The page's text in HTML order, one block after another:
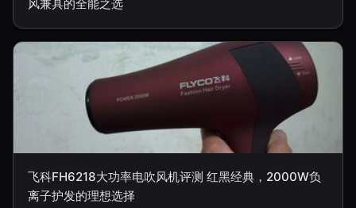
风兼具的全能之选
飞科FH6218大功率电吹风机评测 红黑经典，2000W负
离子护发的理想选择